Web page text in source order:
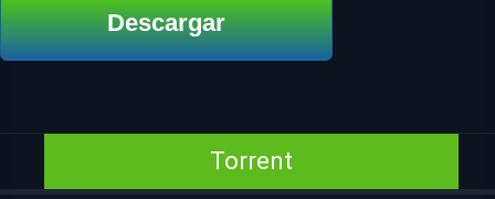
Descargar
Torrent